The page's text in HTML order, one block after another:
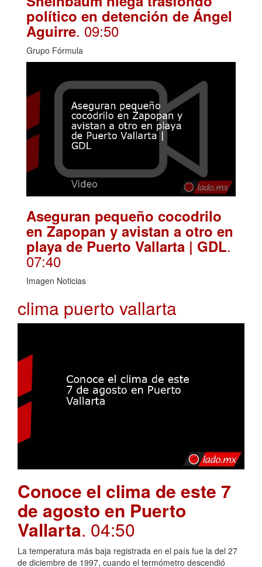
político en detención de Ángel
Aguirre. 09:50
Grupo Fórmula
Aseguran pequeño cocodrilo
en Zapopan y avistan a otro en
playa de Puerto Vallarta | GDL.
07:40
Imagen Noticias
clima puerto vallarta
Conoce el clima de este 7
de agosto en Puerto
Vallarta. 04:50
La temperatura más baja registrada en el país fue la del 27
de diciembre de 1997, cuando el termómetro descendió